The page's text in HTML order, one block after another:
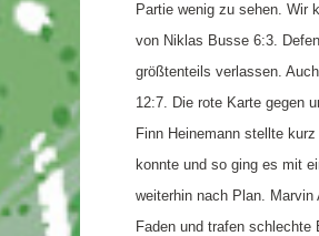
Partie wenig zu sehen. Wir
von Niklas Busse 6:3.
größtenteils verlassen.
12:7. Die rote Karte gegen
Finn Heinemann stellte
konnte und so ging es mit
weiterhin nach Plan.
Faden und trafen